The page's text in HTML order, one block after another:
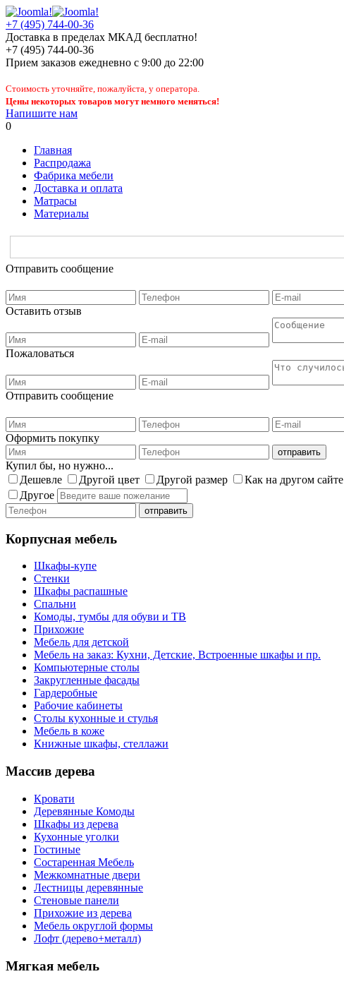
+7 (495) 744-00-36
Доставка в пределах МКАД бесплатно!
+7 (495) 744-00-36
Прием заказов ежедневно с 9:00 до 22:00
Стоимость уточняйте, пожалуйста, у оператора.
Цены некоторых товаров могут немного меняться!
Напишите нам
0
Главная
Распродажа
Фабрика мебели
Доставка и оплата
Матрасы
Материалы
Отправить сообщение
Оставить отзыв
Пожаловаться
Отправить сообщение
Оформить покупку
Купил бы, но нужно...
Дешевле
Другой цвет Другой размер
Как на другом сайте
Другое
Корпусная мебель
Шкафы-купе
Стенки
Шкафы распашные
Спальни
Комоды, тумбы для обуви и ТВ
Прихожие
Мебель для детской
Мебель на заказ: Кухни, Детские, Встроенные шкафы и пр.
Компьютерные столы
Закругленные фасады
Гардеробные
Рабочие кабинеты
Столы кухонные и стулья
Мебель в коже
Книжные шкафы, стеллажи
Массив дерева
Кровати
Деревянные Комоды
Шкафы из дерева
Кухонные уголки
Гостиные
Состаренная Мебель
Межкомнатные двери
Лестницы деревянные
Стеновые панели
Прихожие из дерева
Мебель округлой формы
Лофт (дерево+металл)
Мягкая мебель